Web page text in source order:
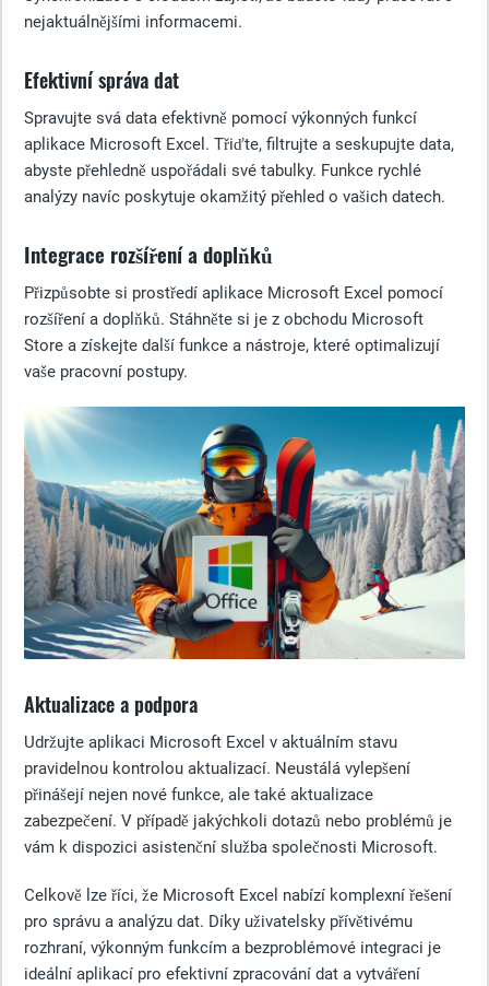
nejaktuálnějšími informacemi.
Efektivní správa dat
Spravujte svá data efektivně pomocí výkonných funkcí
aplikace Microsoft Excel. Třiďte, filtrujte a seskupujte data,
abyste přehledně uspořádali své tabulky. Funkce rychlé
analýzy navíc poskytuje okamžitý přehled o vašich datech.
Integrace rozšíření a doplňků
Přizpůsobte si prostředí aplikace Microsoft Excel pomocí
rozšíření a doplňků. Stáhněte si je z obchodu Microsoft
Store a získejte další funkce a nástroje, které optimalizují
vaše pracovní postupy.
Aktualizace a podpora
Udržujte aplikaci Microsoft Excel v aktuálním stavu
pravidelnou kontrolou aktualizací. Neustálá vylepšení
přinášejí nejen nové funkce, ale také aktualizace
zabezpečení. V případě jakýchkoli dotazů nebo problémů je
vám k dispozici asistenční služba společnosti Microsoft.
Celkově lze říci, že Microsoft Excel nabízí komplexní řešení
pro správu a analýzu dat. Díky uživatelsky přívětivému
rozhraní, výkonným funkcím a bezproblémové integraci je
ideální aplikací pro efektivní zpracování dat a vytváření